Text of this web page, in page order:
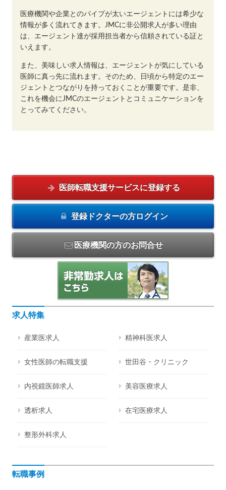
医療機関や企業とのパイプが太いエージェントには希少な
情報が多く流れてきます。JMCに非公開求人が多い理由
は、エージェント達が採用担当者から信頼されている証と
いえます。
また、美味しい求人情報は、エージェントが気にしている
医師に真っ先に流れます。そのため、日頃から特定のエー
ジェントとつながりを持っておくことが重要です。是非、
これを機会にJMCのエージェントとコミュニケーションを
とってみてください。
医師転職支援サービスに登録する
登録ドクターの方ログイン
医療機関の方のお問合せ
求人特集
産業医求人 精神科医求人
女性医師の転職支援 世田谷・クリニック
内視鏡医師求人 美容医療求人
透析求人 在宅医療求人
整形外科求人
転職事例